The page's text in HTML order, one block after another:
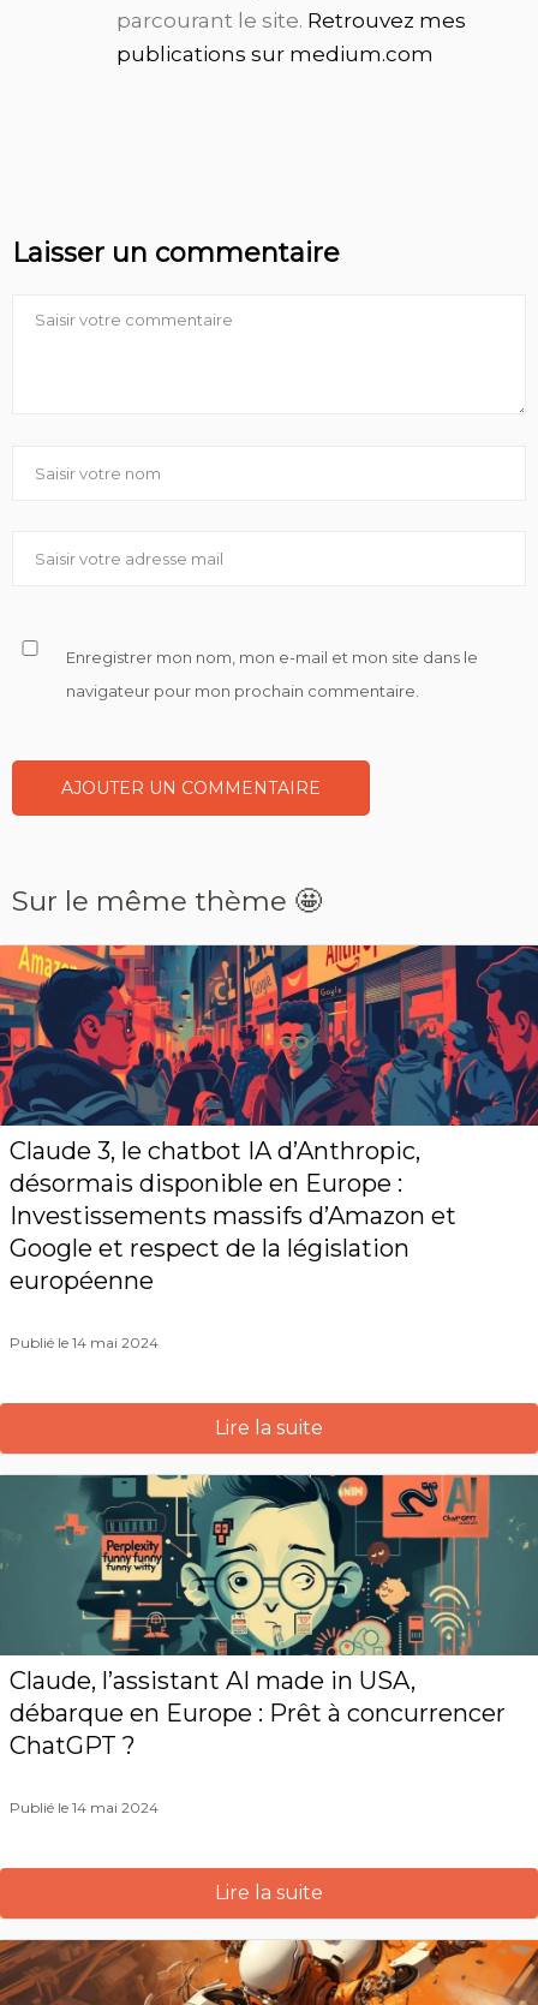
parcourant le site. Retrouvez mes
publications sur medium.com
Laisser un commentaire
Enregistrer mon nom, mon e-mail et mon site dans le
navigateur pour mon prochain commentaire.
Sur le même thème 🤩
Claude 3, le chatbot IA d’Anthropic,
désormais disponible en Europe :
Investissements massifs d’Amazon et
Google et respect de la législation
européenne
Publié le 14 mai 2024
Lire la suite
Claude, l’assistant AI made in USA,
débarque en Europe : Prêt à concurrencer
ChatGPT ?
Publié le 14 mai 2024
Lire la suite